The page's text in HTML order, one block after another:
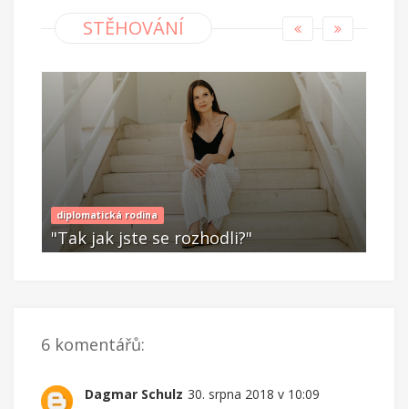
STĚHOVÁNÍ
diplomatická rodina
"Tak jak jste se rozhodli?"
6 komentářů:
Dagmar Schulz 30. srpna 2018 v 10:09